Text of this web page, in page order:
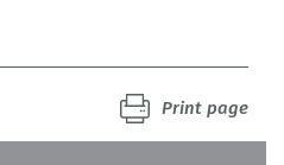
Print page